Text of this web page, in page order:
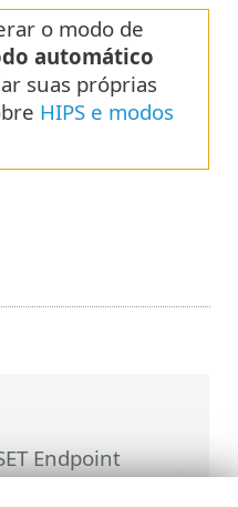
Endpoint
avançada>
o modo de
automático
suas próprias
HIPS e modos